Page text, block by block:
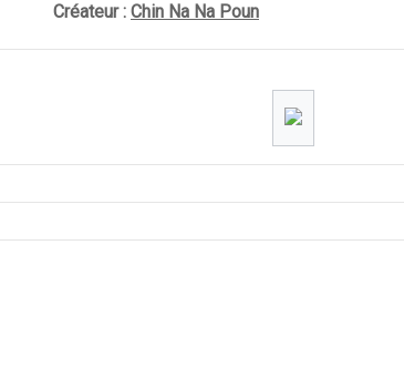
Créateur : Chin Na Na Poun